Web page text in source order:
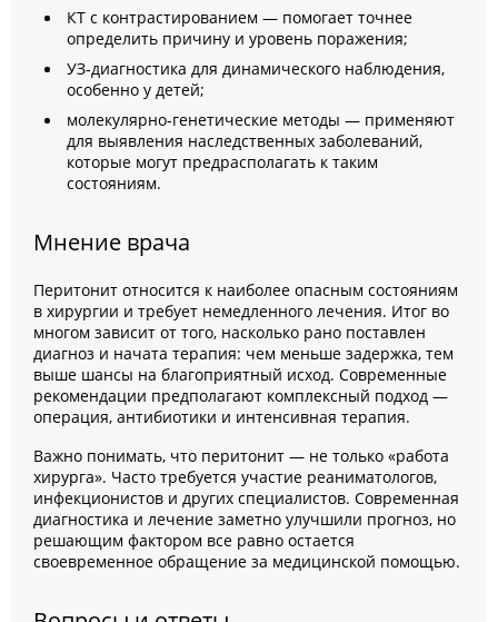
КТ с контрастированием — помогает точнее
определить причину и уровень поражения;
УЗ‑диагностика для динамического наблюдения,
особенно у детей;
молекулярно‑генетические методы — применяют
для выявления наследственных заболеваний,
которые могут предрасполагать к таким
состояниям.
Мнение врача
Перитонит относится к наиболее опасным состояниям
в хирургии и требует немедленного лечения. Итог во
многом зависит от того, насколько рано поставлен
диагноз и начата терапия: чем меньше задержка, тем
выше шансы на благоприятный исход. Современные
рекомендации предполагают комплексный подход —
операция, антибиотики и интенсивная терапия.
Важно понимать, что перитонит — не только «работа
хирурга». Часто требуется участие реаниматологов,
инфекционистов и других специалистов. Современная
диагностика и лечение заметно улучшили прогноз, но
решающим фактором все равно остается
своевременное обращение за медицинской помощью.